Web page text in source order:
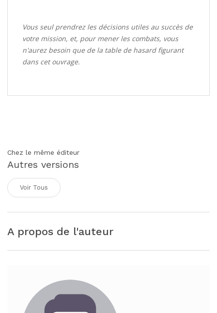
Vous seul prendrez les décisions utiles au succès de
votre mission, et, pour mener les combats, vous
n'aurez besoin que de la table de hasard figurant
dans cet ouvrage.
Chez le même éditeur
Autres versions
Voir Tous
A propos de l'auteur